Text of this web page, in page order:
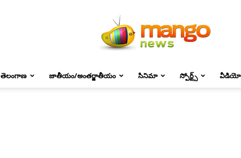
తెలంగాణ జాతీయం/అంతర్జాతీయం సినిమా స్పోర్ట్స్